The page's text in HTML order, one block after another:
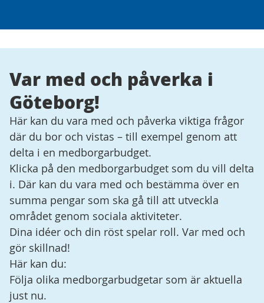
Var med och påverka i
Göteborg!
Här kan du vara med och påverka viktiga frågor
där du bor och vistas – till exempel genom att
delta i en medborgarbudget.
Klicka på den medborgarbudget som du vill delta
i. Där kan du vara med och bestämma över en
summa pengar som ska gå till att utveckla
området genom sociala aktiviteter.
Dina idéer och din röst spelar roll. Var med och
gör skillnad!
Här kan du:
Följa olika medborgarbudgetar som är aktuella
just nu.